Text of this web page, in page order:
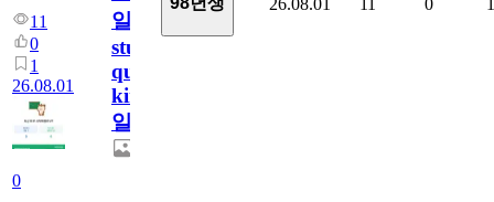
11
0
1
26.08.01
0
일/English
study
quiz
king768
일